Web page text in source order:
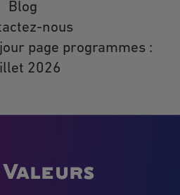
ou à l’adresse
Blog
nous
page programmes :
2026
Valeurs